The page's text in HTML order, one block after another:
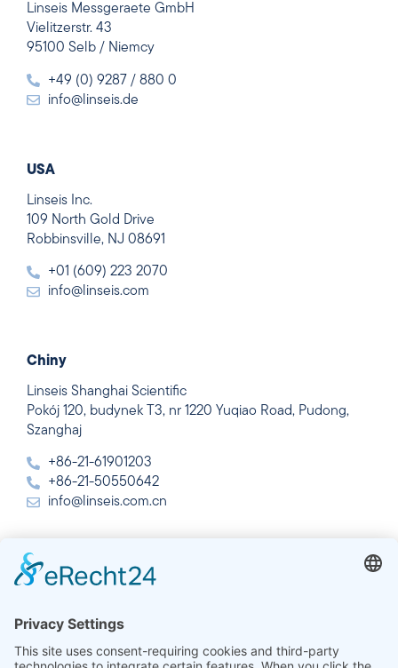
Linseis Messgeraete GmbH
Vielitzerstr. 43
95100 Selb / Niemcy
+49 (0) 9287 / 880 0
info@linseis.de
USA
Linseis Inc.
109 North Gold Drive
Robbinsville, NJ 08691
+01 (609) 223 2070
info@linseis.com
Chiny
Linseis Shanghai Scientific
Pokój 120, budynek T3, nr 1220 Yuqiao Road, Pudong,
Szanghaj
+86-21-61901203
+86-21-50550642
info@linseis.com.cn
Indie
Plot 65, 2nd Floor, Sai Enclave,